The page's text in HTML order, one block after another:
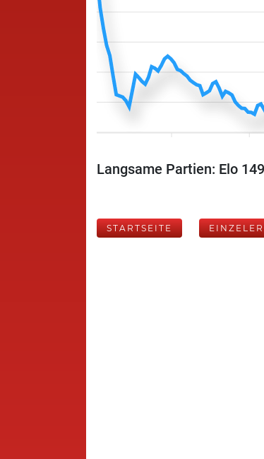
Langsame Partien: Elo
STARTSEITE